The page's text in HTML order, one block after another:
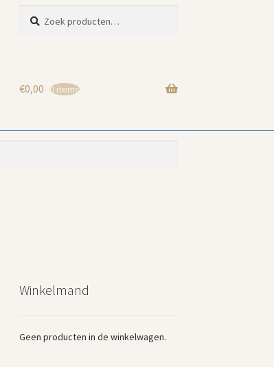
naar:
€0,00 0 items
Winkelmand
Geen producten in de winkelwagen.